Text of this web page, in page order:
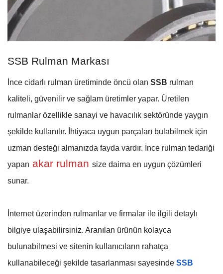
SSB Rulman Markası
İnce cidarlı rulman üretiminde öncü olan SSB rulman
kaliteli, güvenilir ve sağlam üretimler yapar. Üretilen
rulmanlar özellikle sanayi ve havacılık sektöründe yaygın
şekilde kullanılır. İhtiyaca uygun parçaları bulabilmek için
uzman desteği almanızda fayda vardır. İnce rulman tedariği
yapan akar rulman size daima en uygun çözümleri
sunar.
İnternet üzerinden rulmanlar ve firmalar ile ilgili detaylı
bilgiye ulaşabilirsiniz. Aranılan ürünün kolayca
bulunabilmesi ve sitenin kullanıcıların rahatça
kullanabileceği şekilde tasarlanması sayesinde SSB